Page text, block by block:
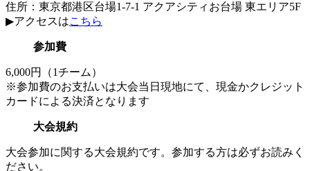
住所：東京都港区台場1-7-1 アクアシティお台場 東エリア5F
▶︎アクセスはこちら
参加費
6,000円（1チーム）
※参加費のお支払いは大会当日現地にて、現金かクレジット
カードによる決済となります
大会規約
大会参加に関する大会規約です。参加する方は必ずお読みく
ださい。